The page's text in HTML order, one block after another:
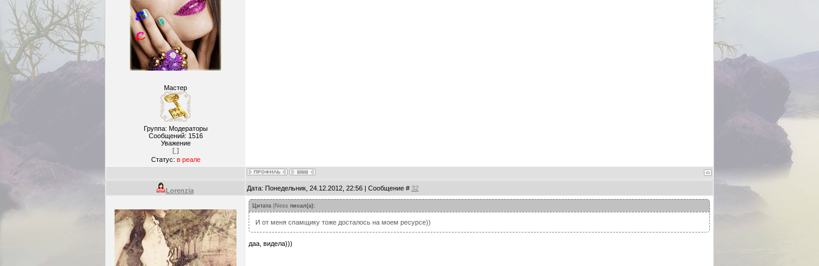
Мастер
Группа: Модераторы
Сообщений: 1516
Уважение
[ ]
Статус: в реале
Lorenzia Дата: Понедельник, 24.12.2012, 22:56 | Сообщение # 32
Цитата (Ness писал(а):
И от меня спамщику тоже досталось на моем ресурсе))
даа, видела)))